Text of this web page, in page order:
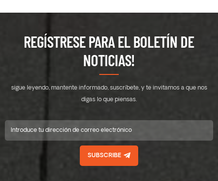
REGÍSTRESE PARA EL BOLETÍN DE
NOTICIAS!
sigue leyendo, mantente informado, suscríbete, y te invitamos a que nos
digas lo que piensas.
SUBSCRIBE